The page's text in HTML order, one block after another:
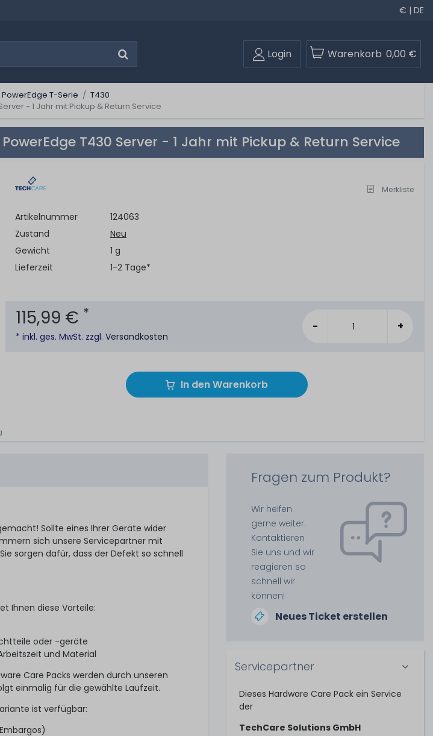
€ | DE
Login Warenkorb 0,00 €
PowerEdge T-Serie
T430
- 1 Jahr mit Pickup & Return Service
T430 Server - 1 Jahr mit Pickup & Return Service
Merkliste
Artikelnummer
124063
Zustand
Neu
Gewicht
1 g
Lieferzeit
1-2 Tage*
115,99 € *
* inkl. ges. MwSt. zzgl.Versandkosten
- +
In den Warenkorb
Sollte eines Ihrer Geräte wider
sich unsere Servicepartner mit
sorgen dafür, dass der Defekt so schnell
Ihnen diese Vorteile:
oder -geräte
und Material
Care Packs werden durch unseren
einmalig für die gewählte Laufzeit.
ist verfügbar:
Fragen zum Produkt?
Wir helfen
gerne weiter.
Kontaktieren
Sie uns und wir
reagieren so
schnell wir
können!
Neues Ticket erstellen
Servicepartner
Dieses Hardware Care Pack ein Service
der
TechCare Solutions GmbH